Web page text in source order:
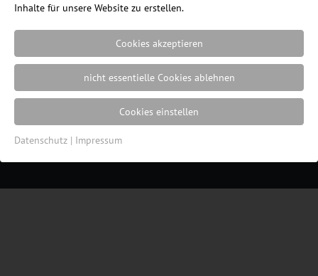
Ein Blog des InternetshopsErgonomieWelt.de
|Impressum|Datenschutz|Cookie
| Webdesign von der
Werbeagentur in Lübeck
Inhalte für unsere Website zu erstellen.
Cookies akzeptieren
nicht essentielle Cookies ablehnen
Cookies einstellen
Datenschutz | Impressum